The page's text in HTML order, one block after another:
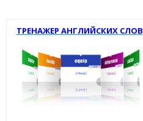
ТРЕНАЖЕР АНГЛИЙСКИХ СЛОВ